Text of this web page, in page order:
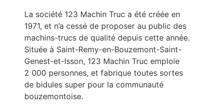
La société 123 Machin Truc a été créée en
1971, et n’a cessé de proposer au public des
machins-trucs de qualité depuis cette année.
Située à Saint-Remy-en-Bouzemont-Saint-
Genest-et-Isson, 123 Machin Truc emploie
2 000 personnes, et fabrique toutes sortes
de bidules super pour la communauté
bouzemontoise.